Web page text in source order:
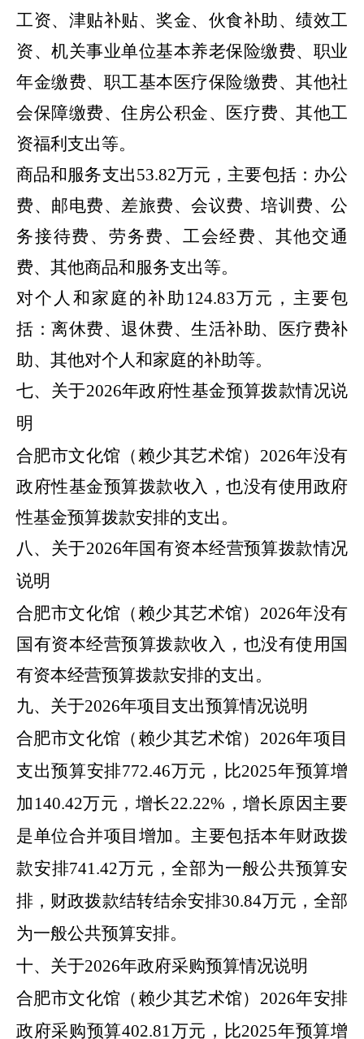
工资、津贴补贴、 奖金、伙食补助、 绩效工
资、机关事业单位基本养老保险缴费、职业
年金缴费、职工基本医疗保险缴费、 其他社
会保障缴费、 住房公积金、医疗费、其他工
资福利支出等。
商品和服务支出53.82万元，主要包括：办公
费、邮电费、差旅费、会议费、培训费、 公
务接待费、 劳务费、工会经费、其他交通
费、其他商品和服务支出等。
对个人和家庭的补助 124.83万元，主要包
括：离休费、退休费、生活补助、医疗费补
助、其他对个人和家庭的补助等。
七、关于2026年政府性基金预算拨款情况说
明
合肥市文化馆（赖少其艺术馆） 2026年没有
政府性基金预算拨款收入，也没有使用政府
性基金预算拨款安排的支出。
八、关于2026年国有资本经营预算拨款情况
说明
合肥市文化馆（赖少其艺术馆） 2026年没有
国有资本经营预算拨款收入，也没有使用国
有资本经营预算拨款安排的支出。
九、关于2026年项目支出预算情况说明
合肥市文化馆（赖少其艺术馆） 2026年项目
支出预算安排772.46万元，比2025年预算增
加 140.42万元，增长22.22% ，增长原因主要
是单位合并项目增加 。主要包括本年财政拨
款安排741.42万元 ，全部为一般公共预算安
排 ， 财政拨款结转结余安排30.84万元 ，全部
为一般公共预算安排。
十、关于2026年政府采购预算情况说明
合肥市文化馆（赖少其艺术馆） 2026年安排
政府采购预算402.81 万元，比2025年预算增